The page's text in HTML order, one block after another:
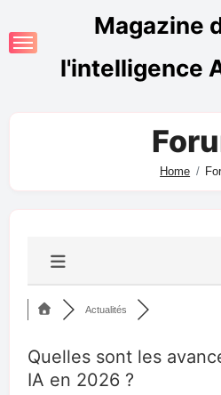
Magazine
l'intelligence
Home
Actualités
Quelles sont les
IA en 2026 ?